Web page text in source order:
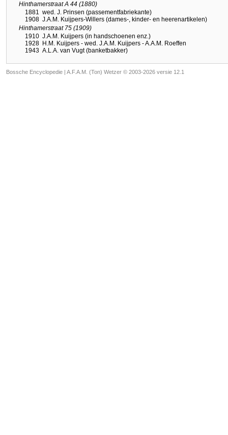
Hinthamerstraat A 44 (1880)
1881 wed. J. Prinsen (passementfabriekante)
1908 J.A.M. Kuijpers-Willers (dames-, kinder- en heerenartikelen)
Hinthamerstraat 75 (1909)
1910 J.A.M. Kuijpers (in handschoenen enz.)
1928 H.M. Kuijpers - wed. J.A.M. Kuijpers - A.A.M. Roeffen
1943 A.L.A. van Vugt (banketbakker)
Bossche Encyclopedie | A.F.A.M. (Ton) Wetzer © 2003-2026 versie 12.1